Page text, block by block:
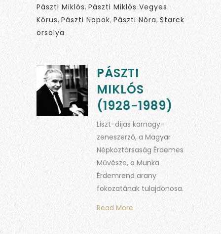
Pászti Miklós, Pászti Miklós Vegyes
Kórus, Pászti Napok, Pászti Nóra, Starck
orsolya
PÁSZTI
MIKLÓS
(1928-1989)
Liszt-díjas karnagy-
zeneszerző, a Magyar
Népköztársaság Érdemes
Művésze, a Munka
Érdemrend arany
fokozatának tulajdonosa.
Read More